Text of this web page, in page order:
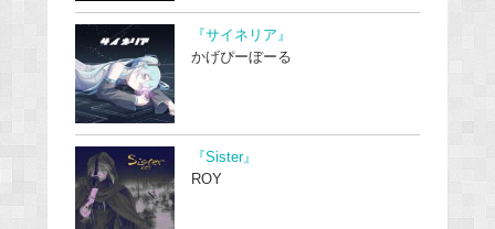
『サイネリア』
かげぴーぼーる
『Sister』
ROY